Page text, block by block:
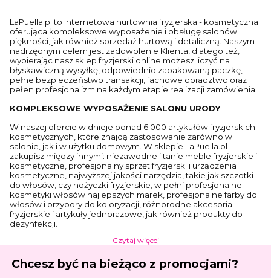
LaPuella.pl to internetowa hurtownia fryzjerska - kosmetyczna
oferująca kompleksowe wyposażenie i obsługę salonów
piękności, jak również sprzedaż hurtową i detaliczną. Naszym
nadrzędnym celem jest zadowolenie Klienta, dlatego też,
wybierając nasz sklep fryzjerski online możesz liczyć na
błyskawiczną wysyłkę, odpowiednio zapakowaną paczkę,
pełne bezpieczeństwo transakcji, fachowe doradztwo oraz
pełen profesjonalizm na każdym etapie realizacji zamówienia.
KOMPLEKSOWE WYPOSAŻENIE SALONU URODY
W naszej ofercie widnieje ponad 6 000 artykułów fryzjerskich i
kosmetycznych, które znajdą zastosowanie zarówno w
salonie, jak i w użytku domowym. W sklepie LaPuella.pl
zakupisz między innymi: niezawodne i tanie meble fryzjerskie i
kosmetyczne, profesjonalny sprzęt fryzjerski i urządzenia
kosmetyczne, najwyższej jakości narzędzia, takie jak szczotki
do włosów, czy nożyczki fryzjerskie, w pełni profesjonalne
kosmetyki włosów najlepszych marek, profesjonalne farby do
włosów i przybory do koloryzacji, różnorodne akcesoria
fryzjerskie i artykuły jednorazowe, jak również produkty do
dezynfekcji.
Czytaj więcej
Chcesz być na bieżąco z promocjami?